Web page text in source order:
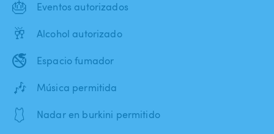
🎂 Eventos autorizados
🥂 Alcohol autorizado
🚭 Espacio fumador
🎶 Música permitida
🩱 Nadar en burkini permitido